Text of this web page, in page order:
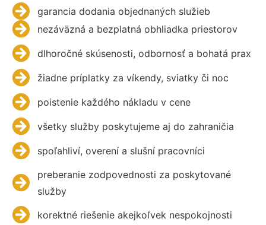
garancia dodania objednaných služieb
nezáväzná a bezplatná obhliadka priestorov
dlhoročné skúsenosti, odbornosť a bohatá prax
žiadne príplatky za víkendy, sviatky či noc
poistenie každého nákladu v cene
všetky služby poskytujeme aj do zahraničia
spoľahliví, overení a slušní pracovníci
preberanie zodpovednosti za poskytované
služby
korektné riešenie akejkoľvek nespokojnosti